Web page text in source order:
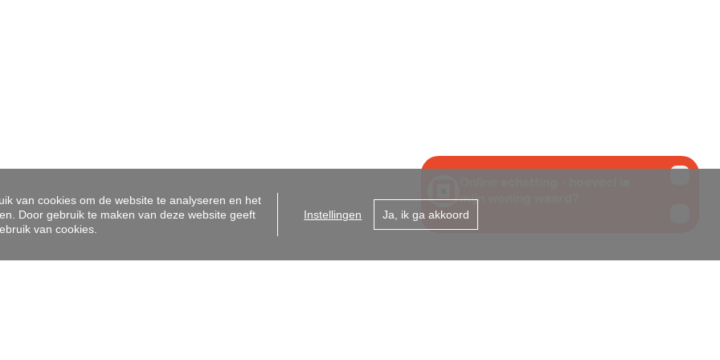
| Made by Zabun Disclaimer Privacy policy Cookie policy
van cookies om de website te analyseren en het
Door gebruik te maken van deze website geeft
van cookies.
Instellingen Ja, ik ga akkoord